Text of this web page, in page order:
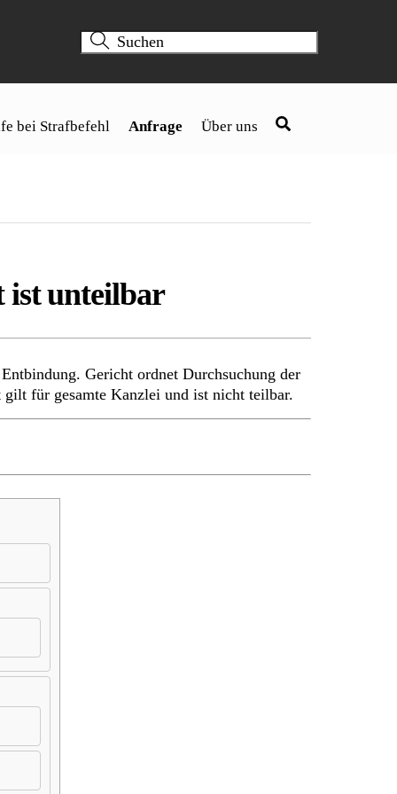
bei Strafbefehl Anfrage Über uns
ist unteilbar
Gericht ordnet Durchsuchung der
für gesamte Kanzlei und ist nicht teilbar.